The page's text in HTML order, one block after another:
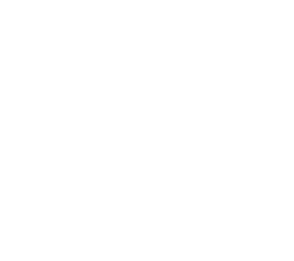
ofertar una vivienda
https://www.101tv.es/
debemos-hacer-
Por su parte, José
ha explicado que hay